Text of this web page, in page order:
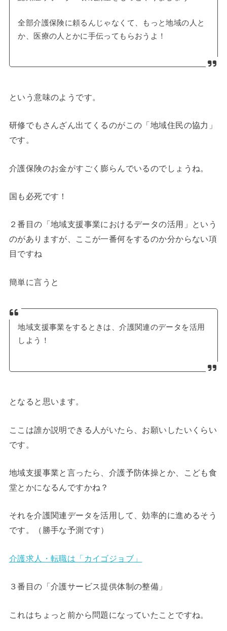
全部介護保険に頼るんじゃなくて、もっと地域の人と
か、医療の人とかに手伝ってもらおうよ！
という意味のようです。
研修でもさんざん出てくるのがこの「地域住民の協力」
です。
介護保険のお金がすごく膨らんでいるのでしょうね。
国も必死です！
２番目の「地域支援事業におけるデータの活用」という
のがありますが、ここが一番何をするのか分からない項
目ですね
簡単に言うと
地域支援事業をするときは、介護関連のデータを活用
しよう！
となると思います。
ここは誰か説明できる人がいたら、お願いしたいくらい
です。
地域支援事業と言ったら、介護予防体操とか、こども食
堂とかになるんですかね？
それを介護関連データを活用して、効率的に進めるそう
です。（勝手な予測です）
介護求人・転職は「カイゴジョブ」
３番目の「介護サービス提供体制の整備」
これはちょっと前から問題になっていたことですね。